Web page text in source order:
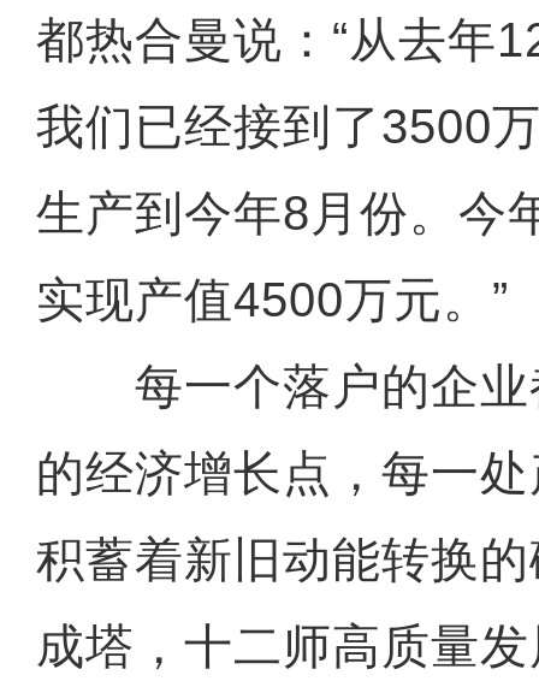
都热合曼说：“从去年
我们已经接到了3500
生产到今年8月份。今
实现产值4500万元。”
每一个落户的企业
的经济增长点，每一
积蓄着新旧动能转换
成塔，十二师高质量